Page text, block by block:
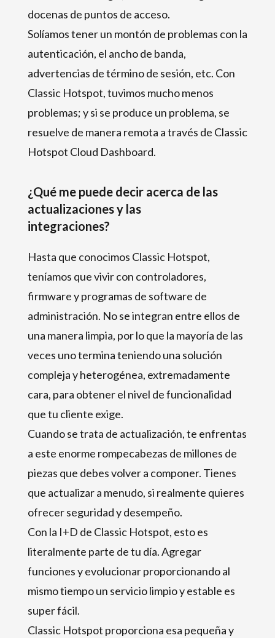
docenas de puntos de acceso.
Solíamos tener un montón de problemas con la
autenticación, el ancho de banda,
advertencias de término de sesión, etc. Con
Classic Hotspot, tuvimos mucho menos
problemas; y si se produce un problema, se
resuelve de manera remota a través de Classic
Hotspot Cloud Dashboard.
¿Qué me puede decir acerca de las
actualizaciones y las
integraciones?
Hasta que conocimos Classic Hotspot,
teníamos que vivir con controladores,
firmware y programas de software de
administración. No se integran entre ellos de
una manera limpia, por lo que la mayoría de las
veces uno termina teniendo una solución
compleja y heterogénea, extremadamente
cara, para obtener el nivel de funcionalidad
que tu cliente exige.
Cuando se trata de actualización, te enfrentas
a este enorme rompecabezas de millones de
piezas que debes volver a componer. Tienes
que actualizar a menudo, si realmente quieres
ofrecer seguridad y desempeño.
Con la I+D de Classic Hotspot, esto es
literalmente parte de tu día. Agregar
funciones y evolucionar proporcionando al
mismo tiempo un servicio limpio y estable es
super fácil.
Classic Hotspot proporciona esa pequeña y